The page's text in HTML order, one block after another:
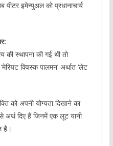
पीटर इमेन्युअल को प्रधानाचार्य
की स्थापना की गई थी तो
क्विस्क पालमन’ अर्थात ‘लेट
को अपनी योग्यता दिखाने का
दिए हैं जिनमें एक लूट यानी
है।